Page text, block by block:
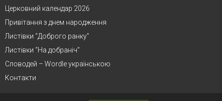
Церковний календар 2026
Привітання з днем народження
Листівки “Доброго ранку”
Листівки “На добраніч”
Словодей – Wordle українською
Контакти